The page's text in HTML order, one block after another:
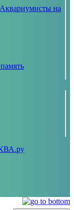
Аквариумисты на